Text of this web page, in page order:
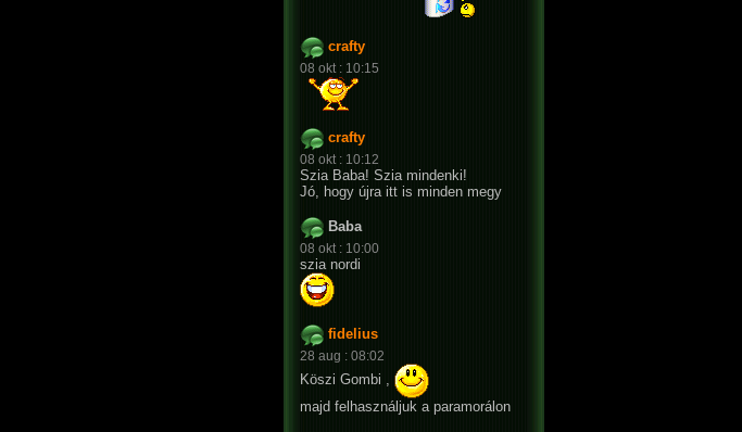
crafty
08 okt : 10:15
crafty
08 okt : 10:12
Szia Baba! Szia mindenki!
Jó, hogy újra itt is minden megy
Baba
08 okt : 10:00
szia nordi
fidelius
28 aug : 08:02
Köszi Gombi ,
majd felhasználjuk a paramorálon